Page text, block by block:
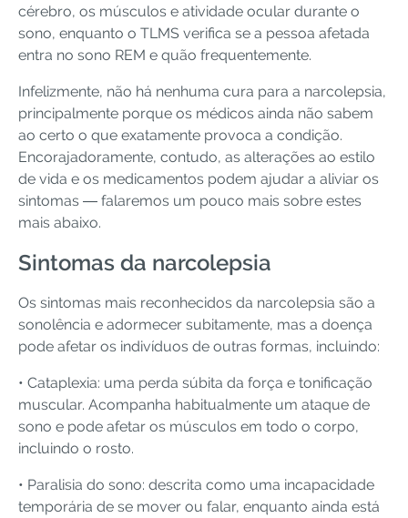
cérebro, os músculos e atividade ocular durante o
sono, enquanto o TLMS verifica se a pessoa afetada
entra no sono REM e quão frequentemente.
Infelizmente, não há nenhuma cura para a narcolepsia,
principalmente porque os médicos ainda não sabem
ao certo o que exatamente provoca a condição.
Encorajadoramente, contudo, as alterações ao estilo
de vida e os medicamentos podem ajudar a aliviar os
sintomas ― falaremos um pouco mais sobre estes
mais abaixo.
Sintomas da narcolepsia
Os sintomas mais reconhecidos da narcolepsia são a
sonolência e adormecer subitamente, mas a doença
pode afetar os indivíduos de outras formas, incluindo:
• Cataplexia: uma perda súbita da força e tonificação
muscular. Acompanha habitualmente um ataque de
sono e pode afetar os músculos em todo o corpo,
incluindo o rosto.
• Paralisia do sono: descrita como uma incapacidade
temporária de se mover ou falar, enquanto ainda está